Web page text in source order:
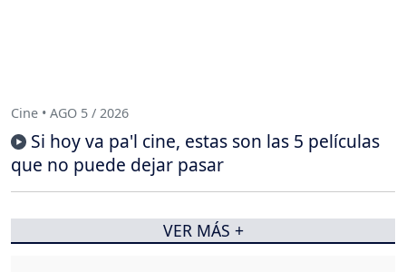
Cine • AGO 5 / 2026
Si hoy va pa'l cine, estas son las 5 películas
que no puede dejar pasar
VER MÁS +